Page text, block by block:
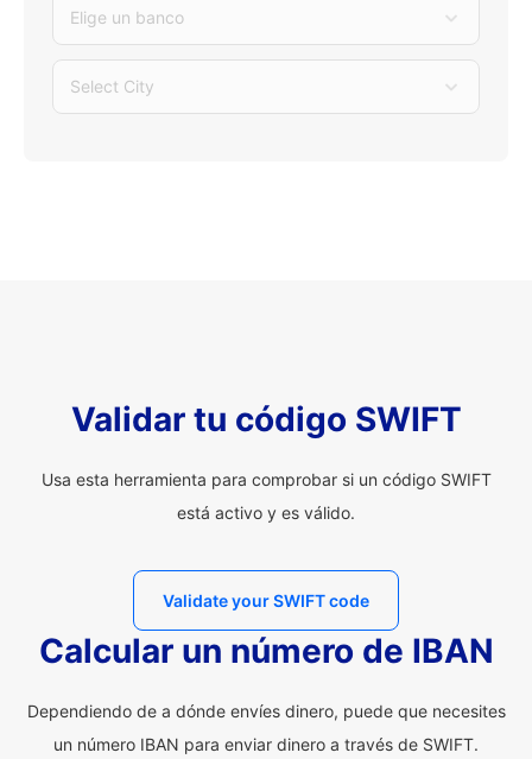
Elige un banco
Select City
Validar tu código SWIFT
Usa esta herramienta para comprobar si un código SWIFT
está activo y es válido.
Validate your SWIFT code
Calcular un número de IBAN
Dependiendo de a dónde envíes dinero, puede que necesites
un número IBAN para enviar dinero a través de SWIFT.